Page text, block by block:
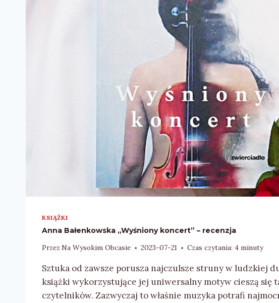
KSIĄŻKI
Anna Bałenkowska „Wyśniony koncert” – recenzja
Przez Na Wysokim Obcasie 2023-07-21 Czas czytania: 4 minuty
Sztuka od zawsze porusza najczulsze struny w ludzkiej
książki wykorzystujące jej uniwersalny motyw cieszą się
czytelników. Zazwyczaj to właśnie muzyka potrafi